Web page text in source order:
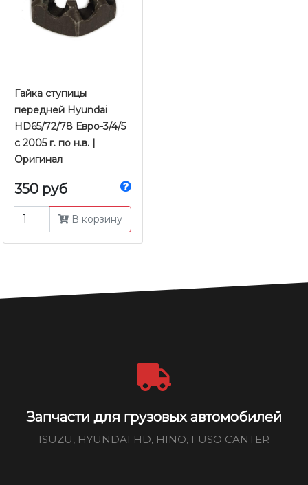
Гайка ступицы
передней Hyundai
HD65/72/78 Евро-3/4/5
с 2005 г. по н.в. |
Оригинал
350 руб
В корзину
Запчасти для грузовых автомобилей
ISUZU, HYUNDAI HD, HINO, FUSO CANTER